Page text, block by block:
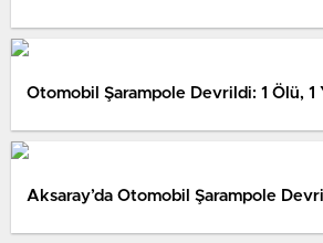
Otomobil Şarampole Devrildi: 1 Ölü, 1
Aksaray’da Otomobil Şarampole